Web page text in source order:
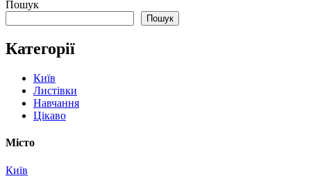
Пошук
Пошук
Категорії
Київ
Листівки
Навчання
Цікаво
Місто
Київ